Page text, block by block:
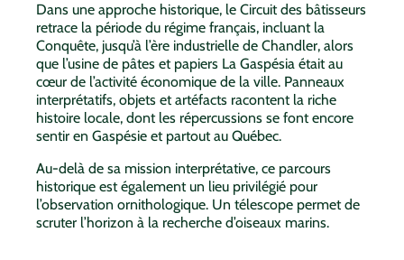
Dans une approche historique, le Circuit des bâtisseurs
retrace la période du régime français, incluant la
Conquête, jusqu’à l’ère industrielle de Chandler, alors
que l’usine de pâtes et papiers La Gaspésia était au
cœur de l’activité économique de la ville. Panneaux
interprétatifs, objets et artéfacts racontent la riche
histoire locale, dont les répercussions se font encore
sentir en Gaspésie et partout au Québec.
Au-delà de sa mission interprétative, ce parcours
historique est également un lieu privilégié pour
l’observation ornithologique. Un télescope permet de
scruter l’horizon à la recherche d’oiseaux marins.